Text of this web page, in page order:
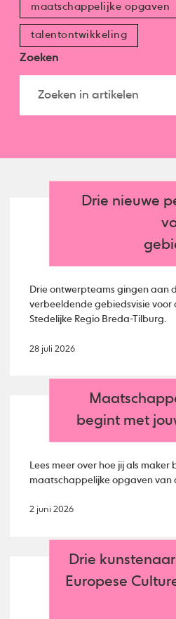
maatschappelijke opgaven
talentontwikkeling
Zoeken
Drie nieuwe
Drie ontwerpteams gingen aan
verbeeldende gebiedsvisie voor
Stedelijke Regio Breda-Tilburg.
28 juli 2026
begint met
Lees meer over hoe jij als
maatschappelijke opgaven van
2 juni 2026
Drie
Europese